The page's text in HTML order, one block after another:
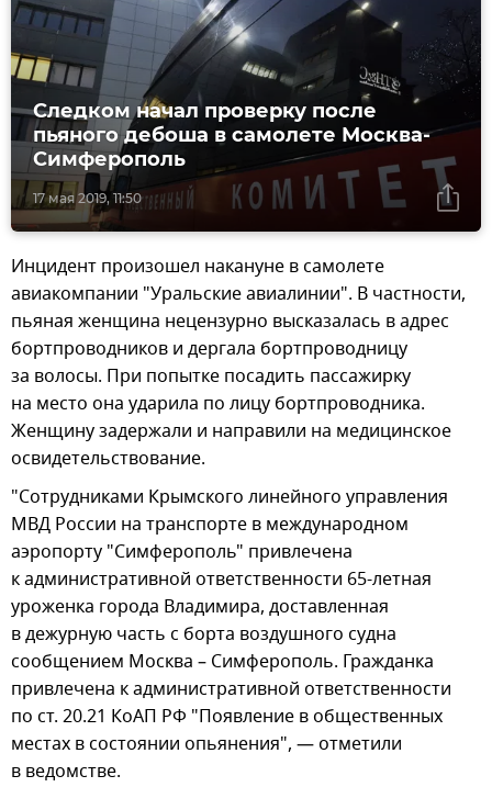
17 мая 2019, 11:50
Следком начал проверку после
пьяного дебоша в самолете Москва-
Симферополь
Инцидент произошел накануне в самолете
авиакомпании "Уральские авиалинии". В частности,
пьяная женщина нецензурно высказалась в адрес
бортпроводников и дергала бортпроводницу
за волосы. При попытке посадить пассажирку
на место она ударила по лицу бортпроводника.
Женщину задержали и направили на медицинское
освидетельствование.
"Сотрудниками Крымского линейного управления
МВД России на транспорте в международном
аэропорту "Симферополь" привлечена
к административной ответственности 65-летная
уроженка города Владимира, доставленная
в дежурную часть с борта воздушного судна
сообщением Москва – Симферополь. Гражданка
привлечена к административной ответственности
по ст. 20.21 КоАП РФ "Появление в общественных
местах в состоянии опьянения", — отметили
в ведомстве.